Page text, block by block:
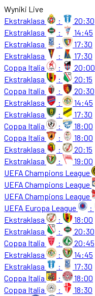
Wyniki Live
Ekstraklasa
:
20:30
Ekstraklasa
:
14:45
Ekstraklasa
:
17:30
Ekstraklasa
:
17:30
Coppa Italia
:
20:00
Ekstraklasa
:
20:15
Coppa Italia
:
20:30
Ekstraklasa
:
14:45
Ekstraklasa
:
17:30
Coppa Italia
:
18:00
Coppa Italia
:
18:00
Ekstraklasa
:
20:15
Ekstraklasa
:
19:00
UEFA Champions League
UEFA Champions League
UEFA Champions League
UEFA Europa League
:
Ekstraklasa
:
18:00
Ekstraklasa
:
20:30
Coppa Italia
:
20:45
Ekstraklasa
:
14:45
Ekstraklasa
:
17:30
Coppa Italia
:
18:00
Coppa Italia
:
18:30